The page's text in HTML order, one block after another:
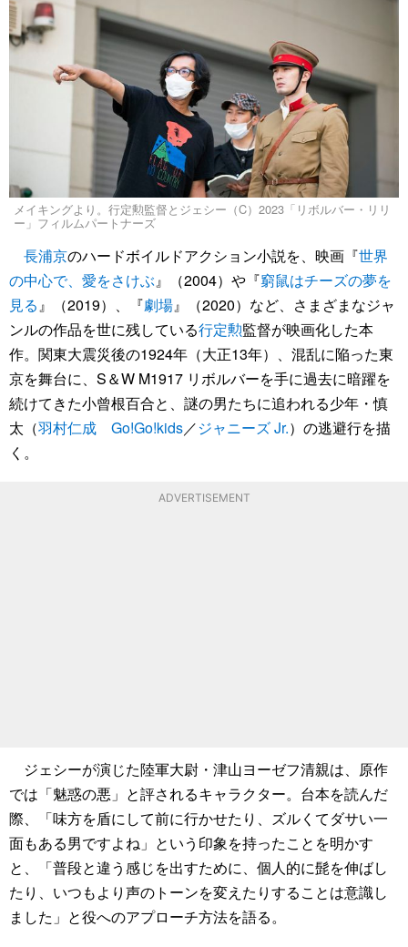
メイキングより。行定勲監督とジェシー（C）2023「リボルバー・リリ
ー」フィルムパートナーズ
長浦京のハードボイルドアクション小説を、映画『世界
の中心で、愛をさけぶ』（2004）や『窮鼠はチーズの夢を
見る』（2019）、『劇場』（2020）など、さまざまなジャ
ンルの作品を世に残している行定勲監督が映画化した本
作。関東大震災後の1924年（大正13年）、混乱に陥った東
京を舞台に、S＆W M1917 リボルバーを手に過去に暗躍を
続けてきた小曾根百合と、謎の男たちに追われる少年・慎
太（羽村仁成 Go!Go!kids／ジャニーズ Jr.）の逃避行を描
く。
ADVERTISEMENT
ジェシーが演じた陸軍大尉・津山ヨーゼフ清親は、原作
では「魅惑の悪」と評されるキャラクター。台本を読んだ
際、「味方を盾にして前に行かせたり、ズルくてダサい一
面もある男ですよね」という印象を持ったことを明かす
と、「普段と違う感じを出すために、個人的に髭を伸ばし
たり、いつもより声のトーンを変えたりすることは意識し
ました」と役へのアプローチ方法を語る。